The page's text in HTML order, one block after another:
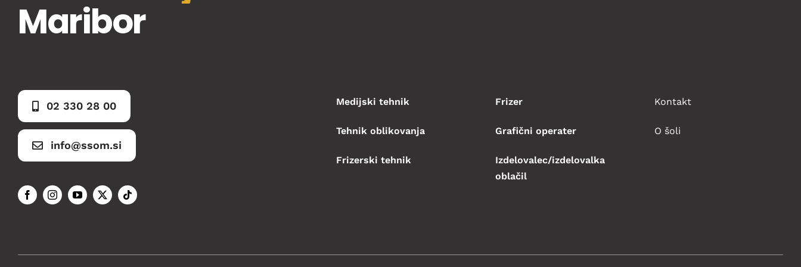
Maribor
02 330 28 00
info@ssom.si
Medijski tehnik
Tehnik oblikovanja
Frizerski tehnik
Frizer
Grafični operater
Izdelovalec/izdelovalka
oblačil
Kontakt
O šoli